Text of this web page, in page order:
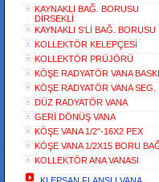
KAYNAKLI BAĞ. BORUSU
DİRSEKLİ
KAYNAKLI S'Lİ BAĞ. BORUSU
KOLLEKTÖR KELEPÇESİ
KOLLEKTÖR PRÜJÖRÜ
KÖŞE RADYATÖR VANA BASKI
KÖŞE RADYATÖR VANA SEG.
DÜZ RADYATÖR VANA
GERİ DÖNÜŞ VANA
KÖŞE VANA 1/2"-16X2 PEX
KÖŞE VANA 1/2X15 BORU
KOLLEKTÖR ANA VANASI